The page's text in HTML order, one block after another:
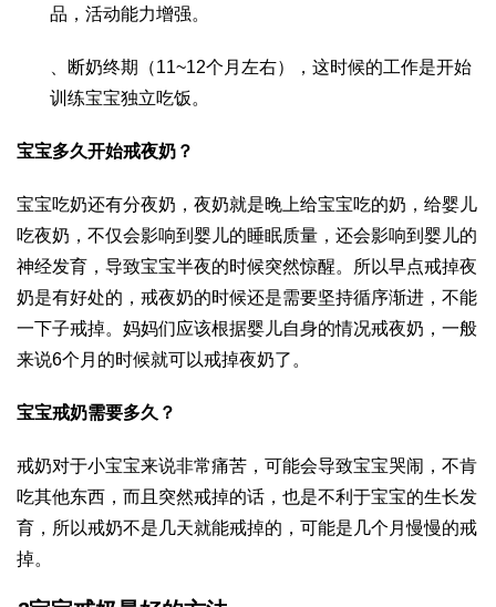
品，活动能力增强。
、断奶终期（11~12个月左右），这时候的工作是开始
训练宝宝独立吃饭。
宝宝多久开始戒夜奶？
宝宝吃奶还有分夜奶，夜奶就是晚上给宝宝吃的奶，给婴儿
吃夜奶，不仅会影响到婴儿的睡眠质量，还会影响到婴儿的
神经发育，导致宝宝半夜的时候突然惊醒。所以早点戒掉夜
奶是有好处的，戒夜奶的时候还是需要坚持循序渐进，不能
一下子戒掉。妈妈们应该根据婴儿自身的情况戒夜奶，一般
来说6个月的时候就可以戒掉夜奶了。
宝宝戒奶需要多久？
戒奶对于小宝宝来说非常痛苦，可能会导致宝宝哭闹，不肯
吃其他东西，而且突然戒掉的话，也是不利于宝宝的生长发
育，所以戒奶不是几天就能戒掉的，可能是几个月慢慢的戒
掉。